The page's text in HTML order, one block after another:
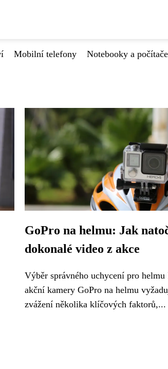
Mobilní telefony Notebooky a počítače
GoPro na helmu: Jak
dokonalé video z akce
Výběr správného uchycení pro helmu
akční kamery GoPro na helmu
zvážení několika klíčových faktorů,...